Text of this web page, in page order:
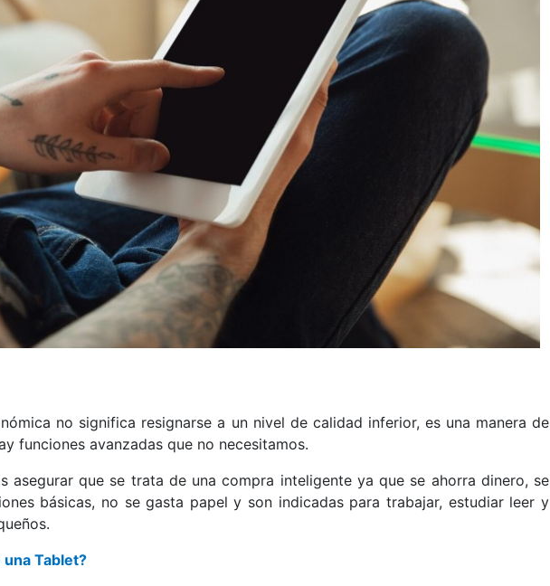
no significa resignarse a un nivel de calidad inferior, es una manera de
funciones avanzadas que no necesitamos.
asegurar que se trata de una compra inteligente ya que se ahorra dinero, se
básicas, no se gasta papel y son indicadas para trabajar, estudiar leer y
Tablet?